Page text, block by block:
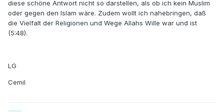
diese schöne Antwort nicht so darstellen, als ob ich kein Muslim
oder gegen den Islam wäre. Zudem wollt ich nahebringen, daß
die Vielfalt der Religionen und Wege Allahs Wille war und ist
(5:48).
LG
Cemil